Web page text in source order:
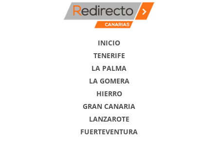
INICIO
TENERIFE
LA PALMA
LA GOMERA
HIERRO
GRAN CANARIA
LANZAROTE
FUERTEVENTURA